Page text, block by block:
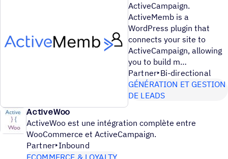
ActiveCampaign.
ActiveMemb is a
WordPress plugin that
connects your site to
ActiveCampaign, allowing
you to build m
Partner Bi-directional
GÉNÉRATION ET GESTION
DE LEADS
ActiveWoo
ActiveWoo est une intégration complète entre
WooCommerce et ActiveCampaign.
Partner Inbound
ECOMMERCE & LOYALTY